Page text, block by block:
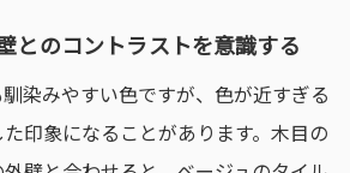
とのコントラストを意識する
染みやすい色ですが、色が近すぎる
印象になることがあります。木目の